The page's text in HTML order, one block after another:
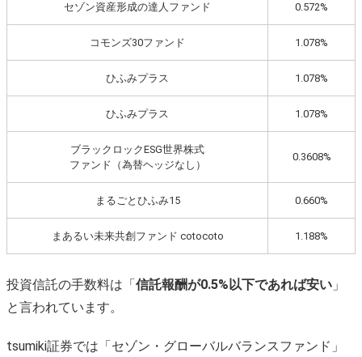
セゾン資産形成の達人ファンド 0.572%
コモンズ30ファンド 1.078%
ひふみプラス 1.078%
ひふみプラス 1.078%
ブラックロックESG世界株式
ファンド（為替ヘッジなし）
0.3608%
まるごとひふみ15 0.660%
まあるい未来共創ファンド cotocoto 1.188%
投資信託の手数料は「 信託報酬が0.5%以下であれば安い 」
と言われています。
tsumiki証券では「セゾン・グローバルバランスファンド」